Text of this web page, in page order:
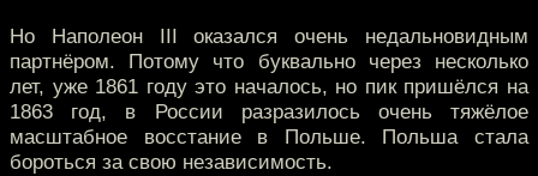
Но Наполеон III оказался очень недальновидным
партнёром. Потому что буквально через несколько
лет, уже 1861 году это началось, но пик пришёлся на
1863 год, в России разразилось очень тяжёлое
масштабное восстание в Польше. Польша стала
бороться за свою независимость.